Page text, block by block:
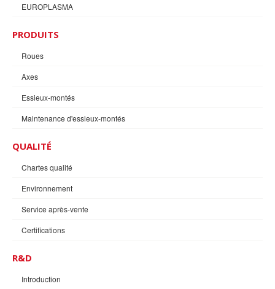
EUROPLASMA
PRODUITS
Roues
Axes
Essieux-montés
Maintenance d'essieux-montés
QUALITÉ
Chartes qualité
Environnement
Service après-vente
Certifications
R&D
Introduction